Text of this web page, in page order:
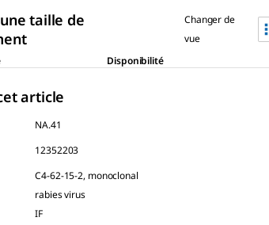
taille de
Changer de
vue
Disponibilité
article
NA.41
12352203
C4-62-15-2, monoclonal
rabies virus
IF